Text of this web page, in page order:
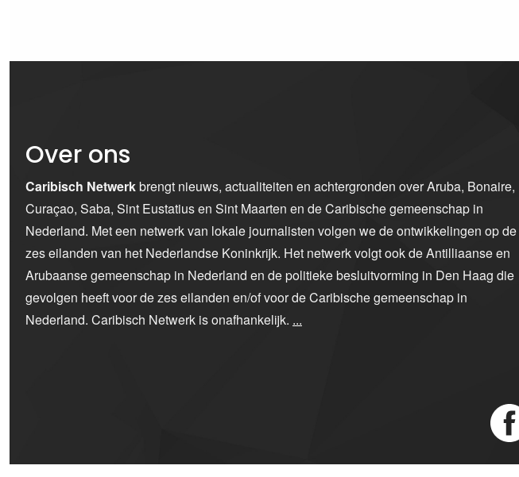
Over ons
Caribisch Netwerkbrengt nieuws, actualiteiten en achtergronden over Aruba, Bonaire,
Curaçao, Saba, Sint Eustatius en Sint Maarten en de Caribische gemeenschap in
Nederland. Met een netwerk van lokale journalisten volgen we de ontwikkelingen op de
zes eilanden van het Nederlandse Koninkrijk. Het netwerk volgt ook de Antilliaanse en
Arubaanse gemeenschap in Nederland en de politieke besluitvorming in Den Haag die
gevolgen heeft voor de zes eilanden en/of voor de Caribische gemeenschap in
Nederland. Caribisch Netwerk is onafhankelijk. ...